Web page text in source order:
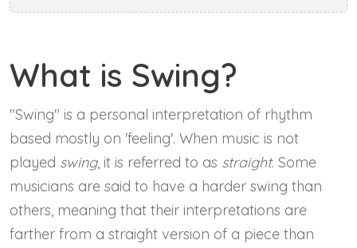
What is Swing?
"Swing" is a personal interpretation of rhythm
based mostly on 'feeling'. When music is not
played swing, it is referred to as straight. Some
musicians are said to have a harder swing than
others, meaning that their interpretations are
farther from a straight version of a piece than